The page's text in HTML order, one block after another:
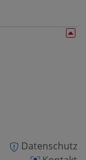
Datenschutz